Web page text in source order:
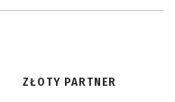
ZŁOTY PARTNER